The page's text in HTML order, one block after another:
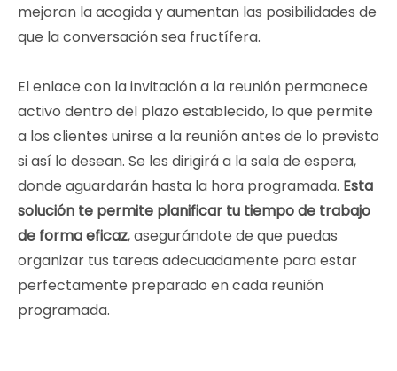
mejoran la acogida y aumentan las posibilidades de
que la conversación sea fructífera.
El enlace con la invitación a la reunión permanece
activo dentro del plazo establecido, lo que permite
a los clientes unirse a la reunión antes de lo previsto
si así lo desean. Se les dirigirá a la sala de espera,
donde aguardarán hasta la hora programada. Esta
solución te permite planificar tu tiempo de trabajo
de forma eficaz, asegurándote de que puedas
organizar tus tareas adecuadamente para estar
perfectamente preparado en cada reunión
programada.